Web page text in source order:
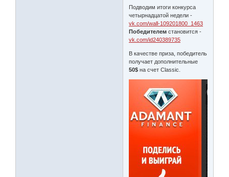
Подводим итоги конкурса
четырнадцатой недели -
vk.com/wall-109201800_1463
Победителем становится -
vk.com/id240389735
В качестве приза, победитель
получает дополнительные
50$ на счет Classic.